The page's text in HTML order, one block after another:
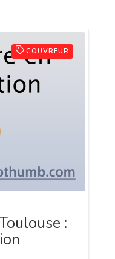
COUVREUR
: